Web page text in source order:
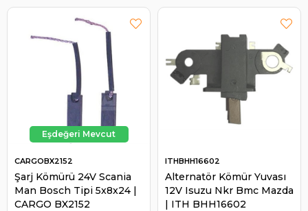
Şarj Kömürü 24V Scania
Man Bosch Tipi 5x8x24 |
CARGO BX2152
CARGOBX2152
Alternatör Kömür Yuvası
12V Isuzu Nkr Bmc Mazda
| ITH BHH16602
ITHBHH16602